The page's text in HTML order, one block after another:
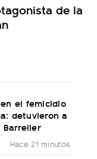
de la
el femicidio
detuvieron a
Hace 21 minutos